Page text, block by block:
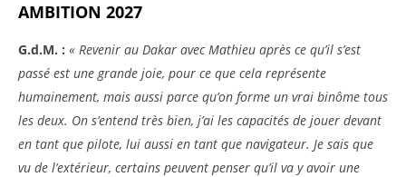
AMBITION 2027
G.d.M. : « Revenir au Dakar avec Mathieu après ce qu’il s’est
passé est une grande joie, pour ce que cela représente
humainement, mais aussi parce qu’on forme un vrai binôme tous
les deux. On s’entend très bien, j’ai les capacités de jouer devant
en tant que pilote, lui aussi en tant que navigateur. Je sais que
vu de l’extérieur, certains peuvent penser qu’il va y avoir une